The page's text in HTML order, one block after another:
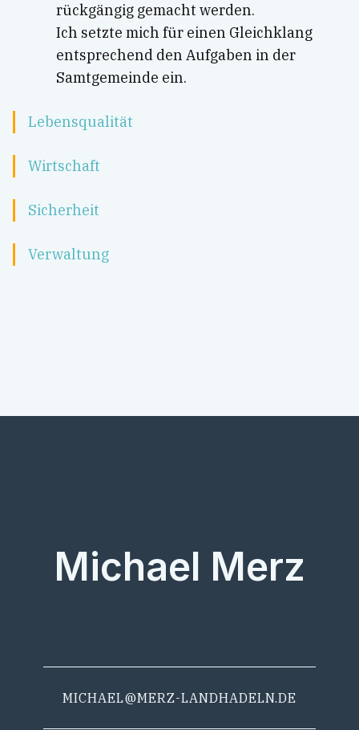
rückgängig gemacht werden.
Ich setzte mich für einen Gleichklang
entsprechend den Aufgaben in der
Samtgemeinde ein.
Lebensqualität
Wirtschaft
Sicherheit
Verwaltung
Michael Merz
MICHAEL@MERZ-LANDHADELN.DE